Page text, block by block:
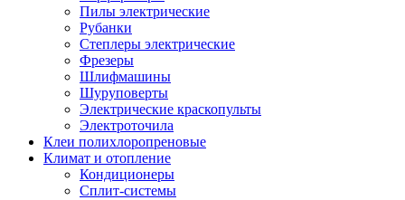
Пилы электрические
Рубанки
Степлеры электрические
Фрезеры
Шлифмашины
Шуруповерты
Электрические краскопульты
Электроточила
Клеи полихлоропреновые
Климат и отопление
Кондиционеры
Сплит-системы